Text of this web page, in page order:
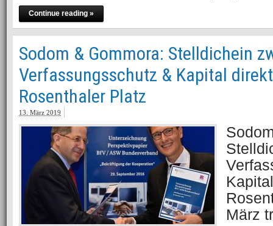
Continue reading »
Sodom & Gommora: Stelldichein
Verfassungsschutz & Kapital
Rosenthaler Platz
13. März 2019
März